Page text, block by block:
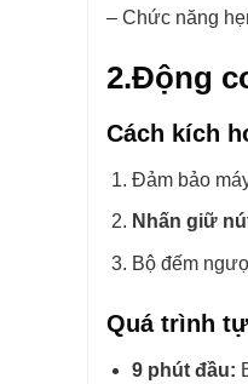
– Chức năng
2.Động
Cách kích
Đảm bảo
Nhấn giữ
Bộ đếm
Quá trình
9 phút đầu: